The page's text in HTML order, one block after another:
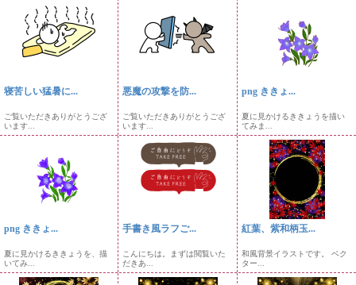
寝苦しい猛暑に...
ご覧いただきありがとうござ
います...
悪魔の攻撃を防...
ご覧いただきありがとうござ
います...
png ききょ...
夏に見かけるききょうを描い
てみま...
png ききょ...
夏に見かけるききょうを、描
いてみ...
手書き風ラフご...
こんにちは。まずは閲覧いた
だきあ...
紅葉、紫和柄玉...
和風背景イラストです。 ベク
ター...